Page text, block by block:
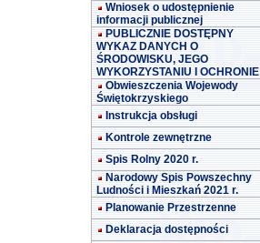
Wniosek o udostępnienie
informacji publicznej
PUBLICZNIE DOSTĘPNY
WYKAZ DANYCH O
ŚRODOWISKU, JEGO
WYKORZYSTANIU I OCHRONIE
Obwieszczenia Wojewody
Świętokrzyskiego
Instrukcja obsługi
Kontrole zewnętrzne
Spis Rolny 2020 r.
Narodowy Spis Powszechny
Ludności i Mieszkań 2021 r.
Planowanie Przestrzenne
Deklaracja dostępności